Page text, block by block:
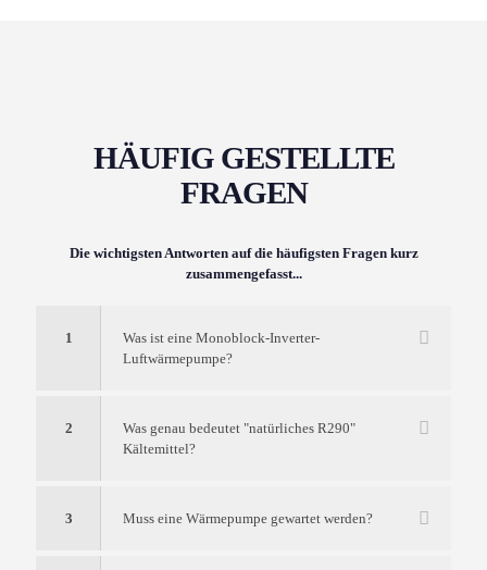
HÄUFIG GESTELLTE
FRAGEN
Die wichtigsten Antworten auf die häufigsten Fragen kurz
zusammengefasst...
1
Was ist eine Monoblock-Inverter-
Luftwärmepumpe?
2
Was genau bedeutet "natürliches R290"
Kältemittel?
3 Muss eine Wärmepumpe gewartet werden?